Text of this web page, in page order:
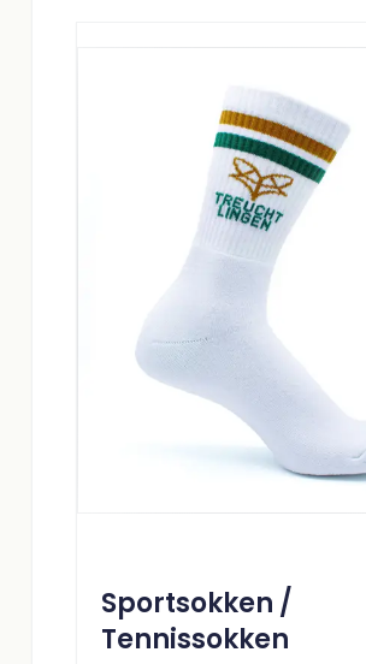
Sportsokken /
Tennissokken